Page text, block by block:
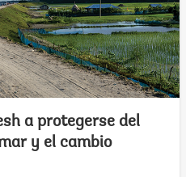
a protegerse del
y el cambio